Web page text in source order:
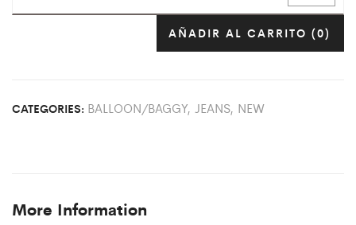
AÑADIR AL CARRITO (0)
CATEGORIES: BALLOON/BAGGY, JEANS, NEW
More Information